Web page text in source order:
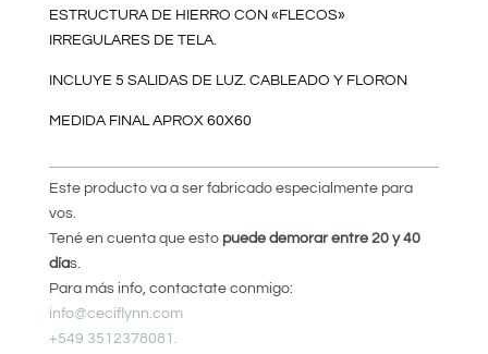
ESTRUCTURA DE HIERRO CON «FLECOS»
IRREGULARES DE TELA.
INCLUYE 5 SALIDAS DE LUZ. CABLEADO Y FLORON
MEDIDA FINAL APROX 60X60
Este producto va a ser fabricado especialmente para
vos.
Tené en cuenta que esto puede demorar entre 20 y 40
días.
Para más info, contactate conmigo:
info@ceciflynn.com
+549 3512378081.